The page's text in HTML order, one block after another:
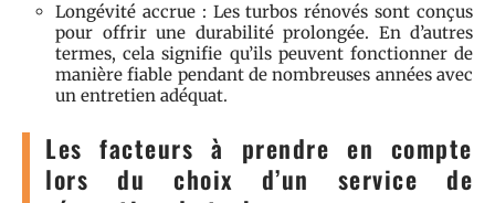
Longévité accrue : Les turbos rénovés sont conçus
pour offrir une durabilité prolongée. En d’autres
termes, cela signifie qu’ils peuvent fonctionner de
manière fiable pendant de nombreuses années avec
un entretien adéquat.
Les facteurs à prendre en compte
lors du choix d’un service de